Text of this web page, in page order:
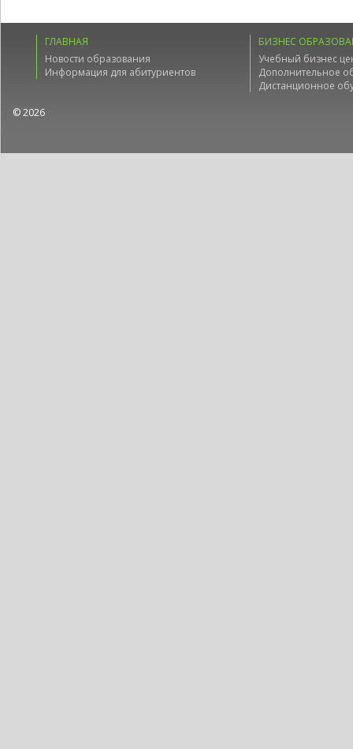
ГЛАВНАЯ
Новости образования
Информация для абитуриентов
БИЗНЕС
Учебный бизнес
Дополнительное
Дистанционное
© 2026